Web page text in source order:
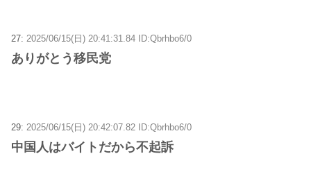
27: 2025/06/15(日) 20:41:31.84 ID:Qbrhbo6/0
ありがとう移民党
29: 2025/06/15(日) 20:42:07.82 ID:Qbrhbo6/0
中国人はバイトだから不起訴